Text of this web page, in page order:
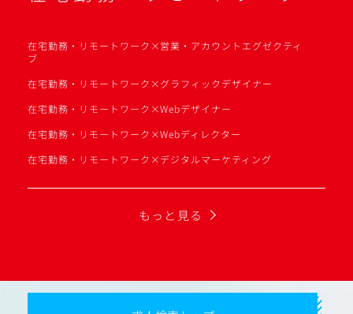
在宅勤務・リモートワーク×営業・アカウントエグゼクティ
ブ
在宅勤務・リモートワーク×グラフィックデザイナー
在宅勤務・リモートワーク×Webデザイナー
在宅勤務・リモートワーク×Webディレクター
在宅勤務・リモートワーク×デジタルマーケティング
もっと見る